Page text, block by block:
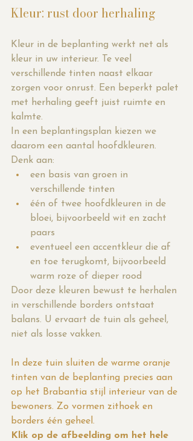
Kleur: rust door herhaling
Kleur in de beplanting werkt net als
kleur in uw interieur. Te veel
verschillende tinten naast elkaar
zorgen voor onrust. Een beperkt palet
met herhaling geeft juist ruimte en
kalmte.
In een beplantingsplan kiezen we
daarom een aantal hoofdkleuren.
Denk aan:
een basis van groen in
verschillende tinten
één of twee hoofdkleuren in de
bloei, bijvoorbeeld wit en zacht
paars
eventueel een accentkleur die af
en toe terugkomt, bijvoorbeeld
warm roze of dieper rood
Door deze kleuren bewust te herhalen
in verschillende borders ontstaat
balans. U ervaart de tuin als geheel,
niet als losse vakken.
In deze tuin sluiten de warme oranje
tinten van de beplanting precies aan
op het Brabantia stijl interieur van de
bewoners. Zo vormen zithoek en
borders één geheel.
Klik op de afbeelding om het hele